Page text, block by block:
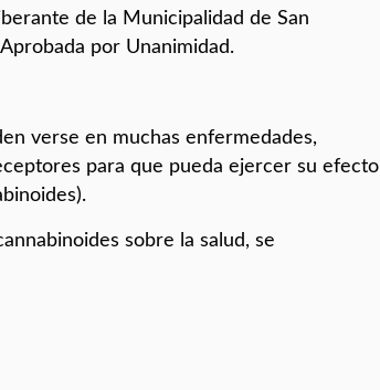
de la Municipalidad de San
por Unanimidad.
verse en muchas enfermedades,
para que pueda ejercer su efecto
sobre la salud, se